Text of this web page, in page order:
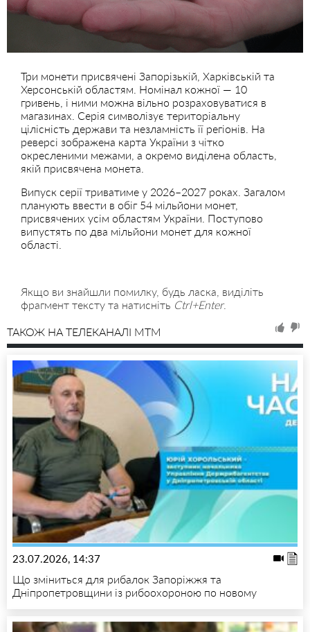
Три монети присвячені Запорізькій, Харківській та
Херсонській областям. Номінал кожної — 10
гривень, і ними можна вільно розраховуватися в
магазинах. Серія символізує територіальну
цілісність держави та незламність її регіонів. На
реверсі зображена карта України з чітко
окресленими межами, а окремо виділена область,
якій присвячена монета.
Випуск серії триватиме у 2026–2027 роках. Загалом
планують ввести в обіг 54 мільйони монет,
присвячених усім областям України. Поступово
випустять по два мільйони монет для кожної
області.
Якщо ви знайшли помилку, будь ласка, виділіть
фрагмент тексту та натисніть Ctrl+Enter.
ТАКОЖ НА ТЕЛЕКАНАЛІ MTM
23.07.2026, 14:37
Що зміниться для рибалок Запоріжжя та
Дніпропетровщини із рибоохороною по новому